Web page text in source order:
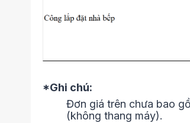
*Ghi chú:
Đơn giá trên chưa bao
(không thang máy).